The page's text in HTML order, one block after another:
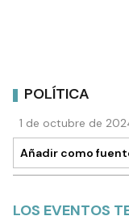
POLÍTICA
1 de octubre de
Añadir como
LOS EVENTOS